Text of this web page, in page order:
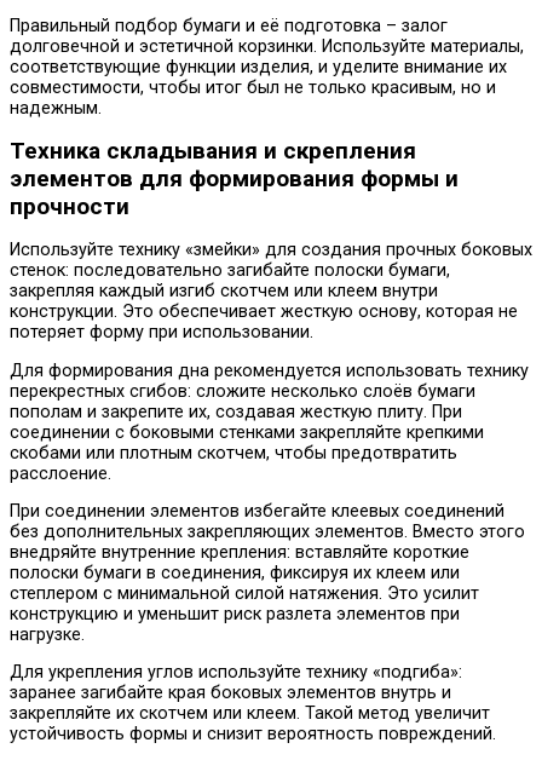
Правильный подбор бумаги и её подготовка – залог
долговечной и эстетичной корзинки. Используйте материалы,
соответствующие функции изделия, и уделите внимание их
совместимости, чтобы итог был не только красивым, но и
надежным.
Техника складывания и скрепления
элементов для формирования формы и
прочности
Используйте технику «змейки» для создания прочных боковых
стенок: последовательно загибайте полоски бумаги,
закрепляя каждый изгиб скотчем или клеем внутри
конструкции. Это обеспечивает жесткую основу, которая не
потеряет форму при использовании.
Для формирования дна рекомендуется использовать технику
перекрестных сгибов: сложите несколько слоёв бумаги
пополам и закрепите их, создавая жесткую плиту. При
соединении с боковыми стенками закрепляйте крепкими
скобами или плотным скотчем, чтобы предотвратить
расслоение.
При соединении элементов избегайте клеевых соединений
без дополнительных закрепляющих элементов. Вместо этого
внедряйте внутренние крепления: вставляйте короткие
полоски бумаги в соединения, фиксируя их клеем или
степлером с минимальной силой натяжения. Это усилит
конструкцию и уменьшит риск разлета элементов при
нагрузке.
Для укрепления углов используйте технику «подгиба»:
заранее загибайте края боковых элементов внутрь и
закрепляйте их скотчем или клеем. Такой метод увеличит
устойчивость формы и снизит вероятность повреждений.